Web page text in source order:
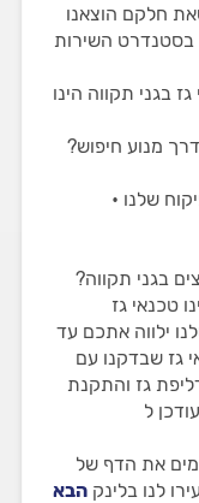
חלקם הוצאנו
בסטנדרט השירות
בגני תקווה הינו
מנוע חיפוש?
גז בפיקוח שלנו •
בגני תקווה?
טכנאי גז
ילווה אתכם עד
באתר מופיעים 8 טכנאי גז שבדקנו עם
דליפת גז והתקנת
ממוצע של 4.92 - מעודכן ל
את הדף של
לנו בלינק הבא